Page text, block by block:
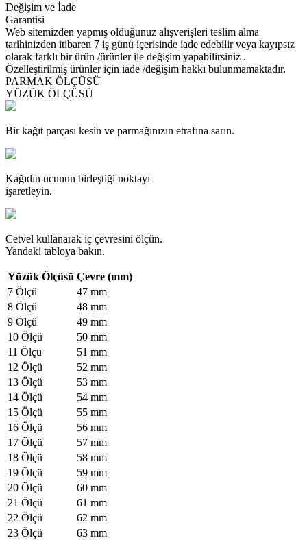
Değişim ve İade
Garantisi
Web sitemizden yapmış olduğunuz alışverişleri teslim alma
tarihinizden itibaren 7 iş günü içerisinde iade edebilir veya kayıpsız
olarak farklı bir ürün /ürünler ile değişim yapabilirsiniz .
Özelleştirilmiş ürünler için iade /değişim hakkı bulunmamaktadır.
PARMAK ÖLÇÜSÜ
YÜZÜK ÖLÇÜSÜ
Bir kağıt parçası kesin ve parmağınızın etrafına sarın.
Kağıdın ucunun birleştiği noktayı
işaretleyin.
Cetvel kullanarak iç çevresini ölçün.
Yandaki tabloya bakın.
Yüzük Ölçüsü Çevre (mm)
7 Ölçü
47 mm
8 Ölçü
48 mm
9 Ölçü
49 mm
10 Ölçü
50 mm
11 Ölçü
51 mm
12 Ölçü
52 mm
13 Ölçü
53 mm
14 Ölçü
54 mm
15 Ölçü
55 mm
16 Ölçü
56 mm
17 Ölçü
57 mm
18 Ölçü
58 mm
19 Ölçü
59 mm
20 Ölçü
60 mm
21 Ölçü
61 mm
22 Ölçü
62 mm
23 Ölçü
63 mm